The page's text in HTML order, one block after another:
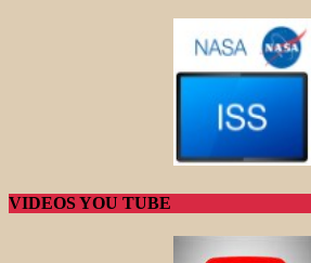
VIDEOS YOU TUBE